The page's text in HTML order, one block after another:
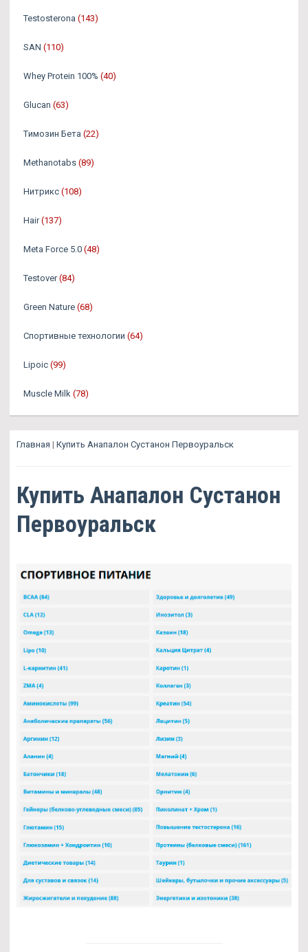
Testosterona (143)
SAN (110)
Whey Protein 100% (40)
Glucan (63)
Tимозин Бета (22)
Methanotabs (89)
Нитрикс (108)
Hair (137)
Meta Force 5.0 (48)
Testover (84)
Green Nature (68)
Спортивные технологии (64)
Lipoic (99)
Muscle Milk (78)
Главная | Купить Анапалон Сустанон Первоуральск
Купить Анапалон Сустанон
Первоуральск